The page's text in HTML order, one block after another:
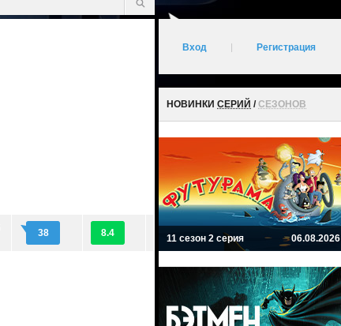
38 8.4
Вход Регистрация
НОВИНКИ СЕРИЙ /СЕЗОНОВ
11 сезон 2 серия 06.08.2026